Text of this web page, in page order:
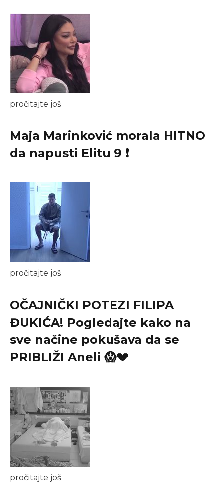
pročitajte još
Maja Marinković morala HITNO
da napusti Elitu 9 ❗
pročitajte još
OČAJNIČKI POTEZI FILIPA
ĐUKIĆA! Pogledajte kako na
sve načine pokušava da se
PRIBLIŽI Aneli 😱💔
pročitajte još